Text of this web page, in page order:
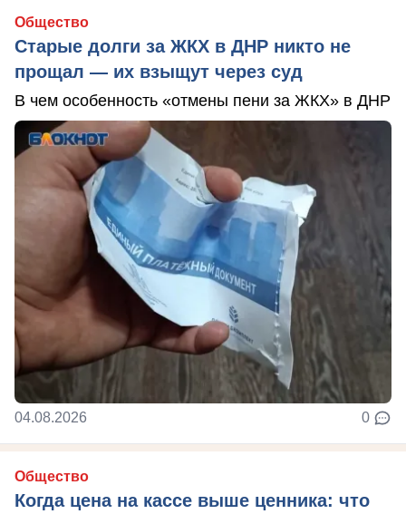
Общество
Старые долги за ЖКХ в ДНР никто не
прощал — их взыщут через суд
В чем особенность «отмены пени за ЖКХ» в ДНР
04.08.2026 0
Общество
Когда цена на кассе выше ценника: что